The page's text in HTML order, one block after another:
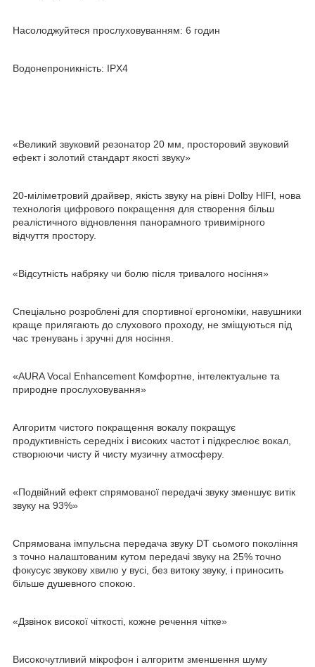
Насолоджуйтеся прослуховуванням: 6 годин
Водонепроникність: IPX4
«Великий звуковий резонатор 20 мм, просторовий звуковий
ефект і золотий стандарт якості звуку»
20-міліметровий драйвер, якість звуку на рівні Dolby HlFl, нова
технологія цифрового покращення для створення більш
реалістичного відновлення панорамного тривимірного
відчуття простору.
«Відсутність набряку чи болю після тривалого носіння»
Спеціально розроблені для спортивної ергономіки, навушники
краще прилягають до слухового проходу, не зміщуються під
час тренувань і зручні для носіння.
«AURA Vocal Enhancement Комфортне, інтелектуальне та
природне прослуховування»
Алгоритм чистого покращення вокалу покращує
продуктивність середніх і високих частот і підкреслює вокал,
створюючи чисту й чисту музичну атмосферу.
«Подвійний ефект спрямованої передачі звуку зменшує витік
звуку на 93%»
Спрямована імпульсна передача звуку DT сьомого покоління
з точно налаштованим кутом передачі звуку на 25% точно
фокусує звукову хвилю у вусі, без витоку звуку, і приносить
більше душевного спокою.
«Дзвінок високої чіткості, кожне речення чітке»
Високочутливий мікрофон і алгоритм зменшення шуму